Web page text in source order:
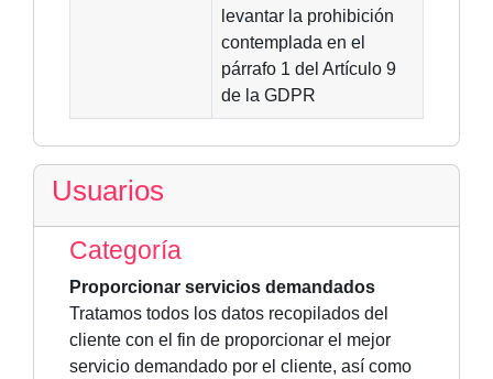
levantar la prohibición
contemplada en el
párrafo 1 del Artículo 9
de la GDPR
Usuarios
Categoría
Proporcionar servicios demandados
Tratamos todos los datos recopilados del
cliente con el fin de proporcionar el mejor
servicio demandado por el cliente, así como